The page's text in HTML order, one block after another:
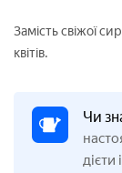
Замість свіжої
квітів.
Чи